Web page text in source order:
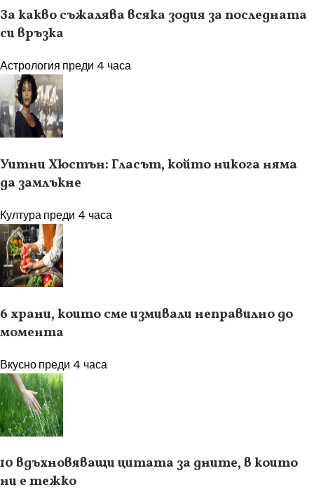
За какво съжалява всяка зодия за последната
си връзка
Астрология преди 4 часа
Уитни Хюстън: Гласът, който никога няма
да замлъкне
Културапреди 4 часа
6 храни, които сме измивали неправилно до
момента
Вкуснопреди 4 часа
10 вдъхновяващи цитата за дните, в които
ни е тежко